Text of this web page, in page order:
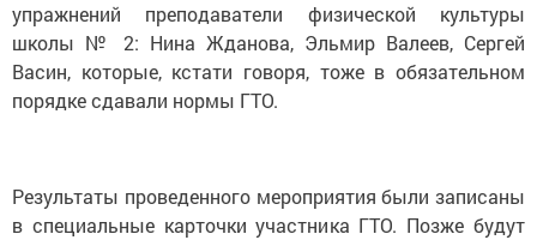
упражнений преподаватели физической культуры
школы № 2: Нина Жданова, Эльмир Валеев, Сергей
Васин, которые, кстати говоря, тоже в обязательном
порядке сдавали нормы ГТО.
Результаты проведенного мероприятия были записаны
в специальные карточки участника ГТО. Позже будут